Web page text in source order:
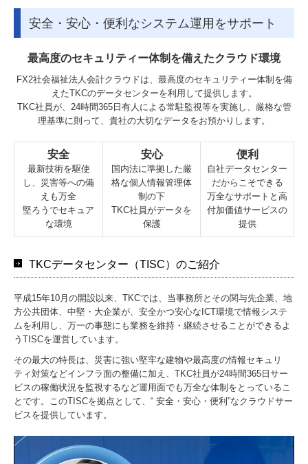
安全・安心・便利なシステム運用をサポート
最高度のセキュリティー体制を備えたクラウド環境
FX2社会福祉法人会計クラウドは、最高度のセキュリティー体制を備
えたTKCのデータセンターを利用して提供します。
TKC社員が、24時間365日有人による常駐監視等を実施し、厳格な管
理基準に則って、貴社の大切なデータをお預かりします。
安全
最新技術を駆使
し、災害等への備
えも万全
堅ろうでセキュア
な環境
安心
国内法に準拠した厳
格な個人情報管理体
制の下
TKC社員がデータを
保護
便利
自社データセンター
だからこそできる
万全なサポートと高
付加価値サービスの
提供
TKCデータセンター（TISC）のご紹介
平成15年10月の開設以来、TKCでは、当事務所とその関与先企業、地
方公共団体、中堅・大企業が、安全かつ安心なICT環境で情報システ
ムを利用し、万一の事態にも業務を維持・継続させることができるよ
うTISCを運営しています。
その最大の特長は、災害に強い堅牢な建物や最高度の情報セキュリ
ティ対策などインフラ面の整備に加え、TKC社員が24時間365日サー
ビスの稼働状況を監視するなど運用面でも万全な体制をとっているこ
とです。このTISCを拠点として、“ 安全・安心・便利”なクラウドサー
ビスを提供しています。